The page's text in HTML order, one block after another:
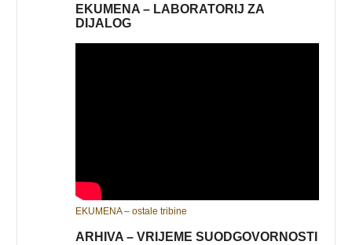
EKUMENA – LABORATORIJ ZA
DIJALOG
EKUMENA – ostale tribine
ARHIVA – VRIJEME SUODGOVORNOSTI